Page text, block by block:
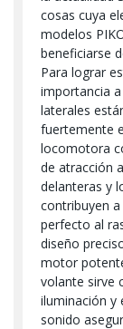
cosas cuya
modelos
beneficiarse
Para lograr
importancia
laterales
fuertemente
locomotora
de atracción
delanteras y
contribuyen
perfecto al
diseño
motor
volante sirve
iluminación y
sonido